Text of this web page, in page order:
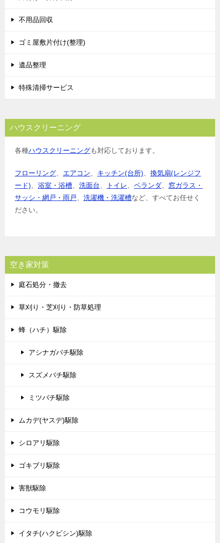
不用品回収
ゴミ屋敷片付け(整理)
遺品整理
特殊清掃サービス
ハウスクリーニング
各種ハウスクリーニングも対応しております。
フローリング エアコン キッチン(台所)
換気扇(レンジフ
ード)
浴室・浴槽 洗面台 トイレ ベランダ
窓ガラス・
サッシ・網戸・雨戸
洗濯機・洗濯槽など、すべてお任せく
ださい。
空き家対策
庭石処分・撤去
草刈り・芝刈り・防草処理
蜂（ハチ）駆除
アシナガバチ駆除
スズメバチ駆除
ミツバチ駆除
ムカデ(ヤスデ)駆除
シロアリ駆除
ゴキブリ駆除
害獣駆除
コウモリ駆除
イタチ(ハクビシン)駆除